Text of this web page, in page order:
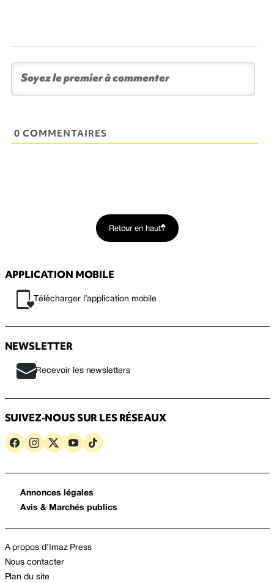
0 COMMENTAIRES
Retour en haut
APPLICATION MOBILE
Télécharger l’application mobile
NEWSLETTER
Recevoir les newsletters
SUIVEZ-NOUS SUR LES RÉSEAUX
Annonces légales
Avis & Marchés publics
A propos d’Imaz Press
Nous contacter
Plan du site